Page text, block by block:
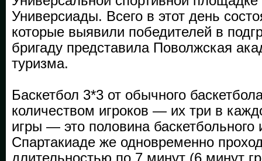
Универсиады. Всего в этот день
которые выявили победителей в
бригаду представила Поволжская
туризма.
Баскетбол 3*3 от обычного
количеством игроков — их три в
игры — это половина баскетбольного
Спартакиаде же одновременно
длительностью по 7 минут (6 минут